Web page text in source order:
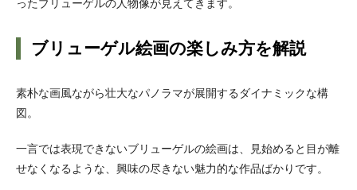
ったブリューゲルの人物像が見えてきます。
ブリューゲル絵画の楽しみ方を解説
素朴な画風ながら壮大なパノラマが展開するダイナミックな構
図。
一言では表現できないブリューゲルの絵画は、見始めると目が離
せなくなるような、興味の尽きない魅力的な作品ばかりです。